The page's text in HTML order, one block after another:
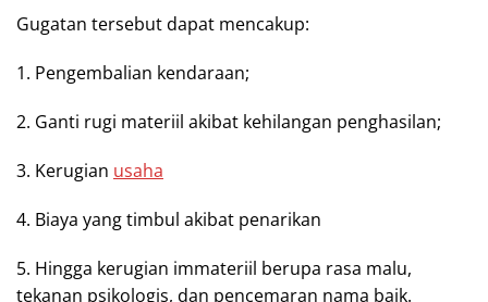
Gugatan tersebut dapat mencakup:
1. Pengembalian kendaraan;
2. Ganti rugi materiil akibat kehilangan penghasilan;
3. Kerugian usaha
4. Biaya yang timbul akibat penarikan
5. Hingga kerugian immateriil berupa rasa malu,
tekanan psikologis, dan pencemaran nama baik.